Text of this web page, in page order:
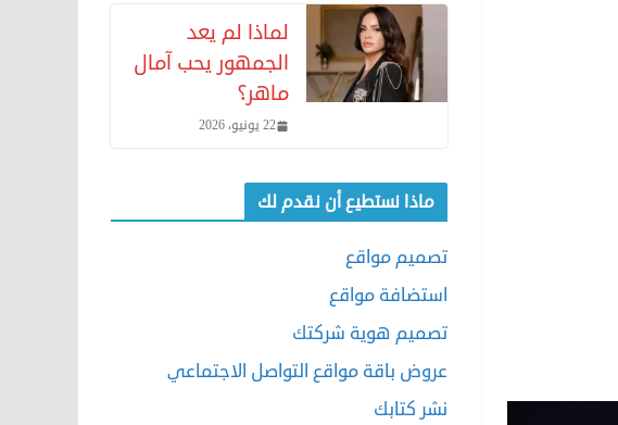
لماذا لم يعد
الجمهور يحب آمال
ماهر؟
22 يونيو، 2026
ماذا نستطيع أن نقدم لك
تصميم مواقع
استضافة مواقع
تصميم هوية شركتك
عروض باقة مواقع التواصل الاجتماعي
نشر كتابك